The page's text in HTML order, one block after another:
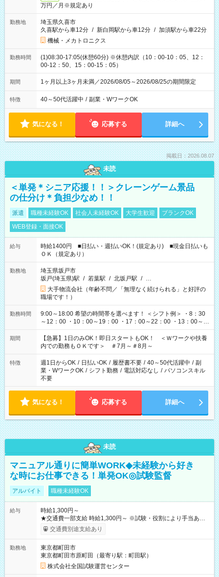
万円／月※規定あり
勤務地
埼玉県久喜市
久喜駅から車12分 / 新白岡駅から車12分 / 加須駅から車22分
機械・メカトロニクス
勤務時間
(1)08:30-17:05(休憩60分) ※休憩内訳（10：00-10：05、12：
00-12：50、15：00-15：05）
期間 1ヶ月以上3ヶ月未満／2026/08/05～2026/08/25の期間限定
特徴 40～50代活躍中 / 副業・WワークOK
気になる！ 応募する 詳細へ
掲載日：2026.08.07
未読
＜単発＊シニア応援！！＞クレーンゲーム景品
の仕分け＊負担少なめ！！
派遣 職種未経験OK 社会人未経験OK 大学生歓迎
ブランクOK
WEB登録・面接OK
給与
時給1400円 ■日払い・週払いOK！(規定あり) ■現金日払いも
ＯＫ（規定あり）
勤務地
埼玉県坂戸市
坂戸(埼玉県)駅 / 若葉駅 / 北坂戸駅 / …
大手物流会社（年齢不問／「無理なく続けられる」と好評の
職場です！）
勤務時間
9:00～18:00 希望の時間帯を選べます！ ＜シフト例＞ ・8：30
～12：00 ・10：00～19：00 ・17：00～22：00 ・13：00～
22：00 ・22：00～翌6：00 など
期間
【急募】1日のみOK！即日スタートもOK！ ＜Ｗワークや扶養
内での勤務もＯＫです＞ ＃7月～＃8月～
特徴 週1日からOK / 日払いOK / 履歴書不要 / 40～50代活躍中 / 副
業・WワークOK / シフト勤務 / 電話対応なし / パソコンスキル
不要
気になる！ 応募する 詳細へ
未読
マニュアル通りに簡単WORK◆未経験から好き
な時にお仕事できる！単発OK◎試験監督
アルバイト 職種未経験OK
給与
時給1,300円～
★交通費一部支給 時給1,300円～ ※試験・役割により手当あり
※勤務回数により昇給あり 【即給（前払い）オプションあ
り！】 希望される場合、勤務から1週間ほどで給与の一部を受け
例】 ・河合塾模擬試験 8:30～17:30（休憩1時間） 時給1,300円
×8時間＝日収10,400円＋交通費 ※当日の役割により時給＋100
円の場合あり ・国家試験 7:00～13:30（休憩なし） 時給1,300
円（役割手当＋100円）×6時間＝日収8,400円＋交通費 【試用期
交通費別途支給あり
勤務地
東京都町田市
東京都町田市原町田（最寄り駅：町田駅）
株式会社全国試験運営センター